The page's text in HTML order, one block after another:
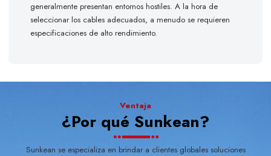
generalmente presentan entornos hostiles. A la hora de
seleccionar los cables adecuados, a menudo se requieren
especificaciones de alto rendimiento.
Ventaja
¿Por qué Sunkean?
Sunkean se especializa en brindar a clientes globales soluciones